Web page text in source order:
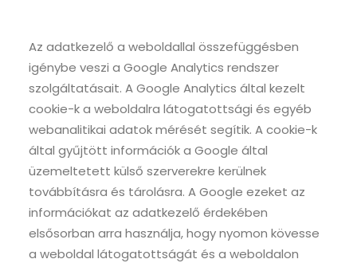
Az adatkezelő a weboldallal összefüggésben
igénybe veszi a Google Analytics rendszer
szolgáltatásait. A Google Analytics által kezelt
cookie-k a weboldalra látogatottsági és egyéb
webanalitikai adatok mérését segítik. A cookie-k
által gyűjtött információk a Google által
üzemeltetett külső szerverekre kerülnek
továbbításra és tárolásra. A Google ezeket az
információkat az adatkezelő érdekében
elsősorban arra használja, hogy nyomon kövesse
a weboldal látogatottságát és a weboldalon